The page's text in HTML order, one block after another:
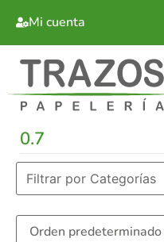
Mi cuenta
0.7
Filtrar por Categorías